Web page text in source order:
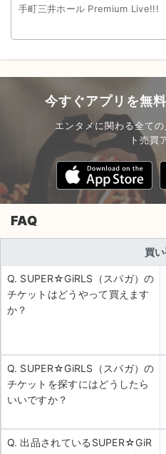
不正転売禁止法について
音楽情報
手町三井ホール Premium Live!!!
今すぐアプリを無
エンタメに関わる全て
ト売買
FAQ
買
Q. SUPER☆GiRLS（スパガ）の
チケットはどうやって買えます
か？
Q. SUPER☆GiRLS（スパガ）の
チケットを探すにはどうしたら
いいですか？
Q. 出品されているSUPER☆GiR